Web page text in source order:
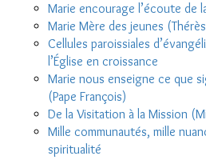
Marie encourage l’écoute de
Marie Mère des jeunes
Cellules paroissiales
l’Église en croissance
Marie nous enseigne ce que
(Pape François)
De la Visitation à la Mission
Mille communautés, mille
spiritualité